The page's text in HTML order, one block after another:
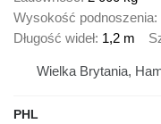
Wysokość podnoszenia
Długość wideł 1,2 m
Wielka Brytania,
PHL